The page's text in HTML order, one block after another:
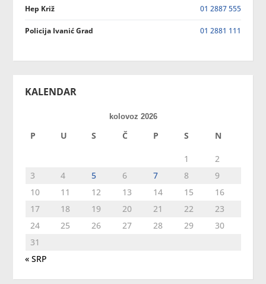
Hep Križ 01 2887 555
Policija Ivanić Grad 01 2881 111
KALENDAR
kolovoz 2026
P U S Č P S N
1
2
3
4 5 6 7 8
9
10
11 12 13 14 15
16
17
18 19 20 21 22
23
24
25 26 27 28 29
30
31
« SRP